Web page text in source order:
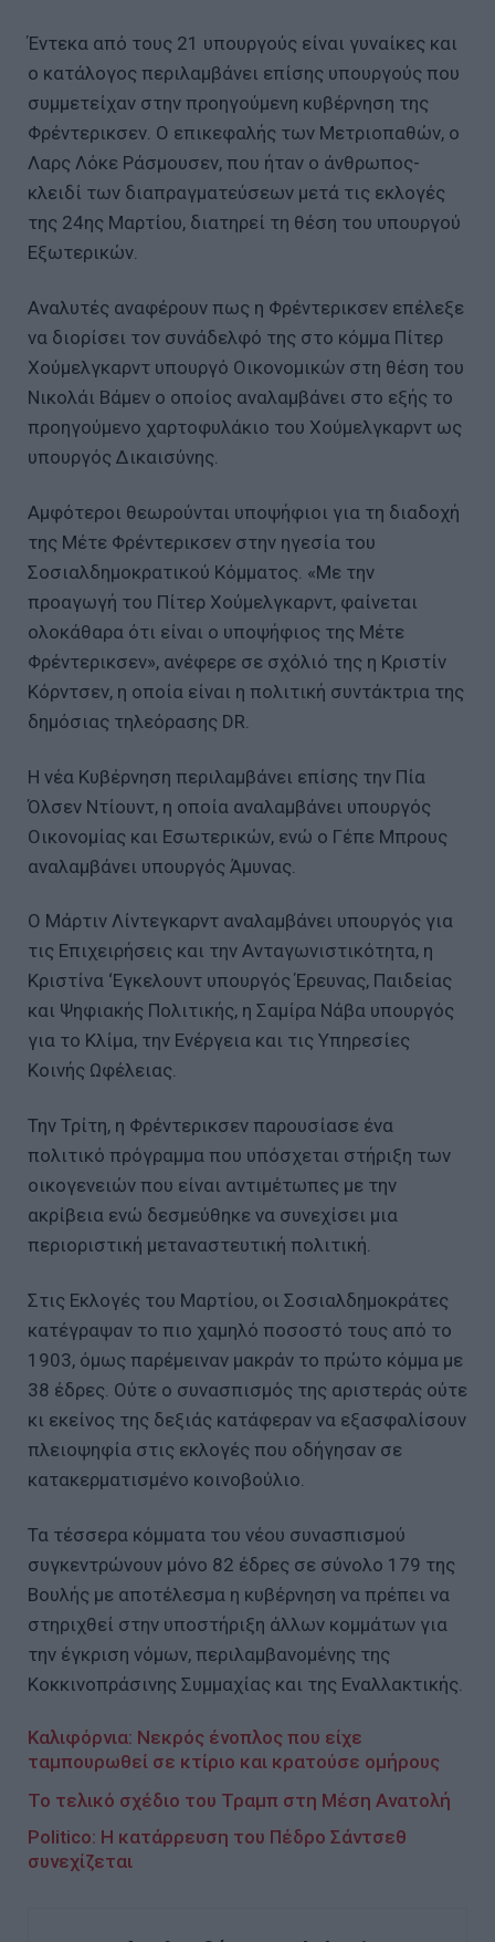
Έντεκα από τους 21 υπουργούς είναι γυναίκες και
ο κατάλογος περιλαμβάνει επίσης υπουργούς που
συμμετείχαν στην προηγούμενη κυβέρνηση της
Φρέντερικσεν. Ο επικεφαλής των Μετριοπαθών, ο
Λαρς Λόκε Ράσμουσεν, που ήταν ο άνθρωπος-
κλειδί των διαπραγματεύσεων μετά τις εκλογές
της 24ης Μαρτίου, διατηρεί τη θέση του υπουργού
Εξωτερικών.
Αναλυτές αναφέρουν πως η Φρέντερικσεν επέλεξε
να διορίσει τον συνάδελφό της στο κόμμα Πίτερ
Χούμελγκαρντ υπουργό Οικονομικών στη θέση του
Νικολάι Βάμεν ο οποίος αναλαμβάνει στο εξής το
προηγούμενο χαρτοφυλάκιο του Χούμελγκαρντ ως
υπουργός Δικαισύνης.
Αμφότεροι θεωρούνται υποψήφιοι για τη διαδοχή
της Μέτε Φρέντερικσεν στην ηγεσία του
Σοσιαλδημοκρατικού Κόμματος. «Με την
προαγωγή του Πίτερ Χούμελγκαρντ, φαίνεται
ολοκάθαρα ότι είναι ο υποψήφιος της Μέτε
Φρέντερικσεν», ανέφερε σε σχόλιό της η Κριστίν
Κόρντσεν, η οποία είναι η πολιτική συντάκτρια της
δημόσιας τηλεόρασης DR.
Η νέα Κυβέρνηση περιλαμβάνει επίσης την Πία
Όλσεν Ντίουντ, η οποία αναλαμβάνει υπουργός
Οικονομίας και Εσωτερικών, ενώ ο Γέπε Μπρους
αναλαμβάνει υπουργός Άμυνας.
Ο Μάρτιν Λίντεγκαρντ αναλαμβάνει υπουργός για
τις Επιχειρήσεις και την Ανταγωνιστικότητα, η
Κριστίνα ‘Εγκελουντ υπουργός Έρευνας, Παιδείας
και Ψηφιακής Πολιτικής, η Σαμίρα Νάβα υπουργός
για το Κλίμα, την Ενέργεια και τις Υπηρεσίες
Κοινής Ωφέλειας.
Την Τρίτη, η Φρέντερικσεν παρουσίασε ένα
πολιτικό πρόγραμμα που υπόσχεται στήριξη των
οικογενειών που είναι αντιμέτωπες με την
ακρίβεια ενώ δεσμεύθηκε να συνεχίσει μια
περιοριστική μεταναστευτική πολιτική.
Στις Εκλογές του Μαρτίου, οι Σοσιαλδημοκράτες
κατέγραψαν το πιο χαμηλό ποσοστό τους από το
1903, όμως παρέμειναν μακράν το πρώτο κόμμα με
38 έδρες. Ούτε ο συνασπισμός της αριστεράς ούτε
κι εκείνος της δεξιάς κατάφεραν να εξασφαλίσουν
πλειοψηφία στις εκλογές που οδήγησαν σε
κατακερματισμένο κοινοβούλιο.
Τα τέσσερα κόμματα του νέου συνασπισμού
συγκεντρώνουν μόνο 82 έδρες σε σύνολο 179 της
Βουλής με αποτέλεσμα η κυβέρνηση να πρέπει να
στηριχθεί στην υποστήριξη άλλων κομμάτων για
την έγκριση νόμων, περιλαμβανομένης της
Κοκκινοπράσινης Συμμαχίας και της Εναλλακτικής.
Καλιφόρνια: Νεκρός ένοπλος που είχε
ταμπουρωθεί σε κτίριο και κρατούσε ομήρους
Το τελικό σχέδιο του Τραμπ στη Μέση Ανατολή
Politico: Η κατάρρευση του Πέδρο Σάντσεθ
συνεχίζεται